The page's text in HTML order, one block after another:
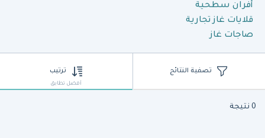
أفران سطحية
قلايات غاز تجارية
صاجات غاز
تصفية النتائج ترتيب
أفضل تطابق
0 نتيجة